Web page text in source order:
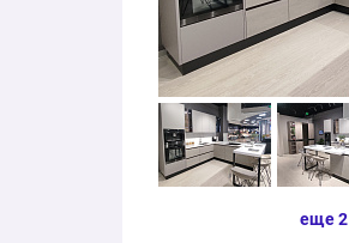
еще 2